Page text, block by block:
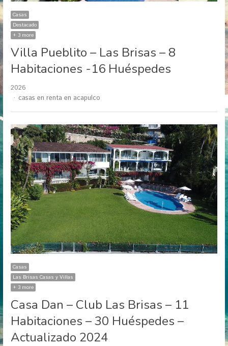
Casas
Destacado
+ 3 more
Villa Pueblito – Las Brisas – 8
Habitaciones -16 Huéspedes
2026
Author
casas en renta en acapulco
Casas
Las Brisas Casas y Villas
+ 3 more
Casa Dan – Club Las Brisas – 11
Habitaciones – 30 Huéspedes –
Actualizado 2024